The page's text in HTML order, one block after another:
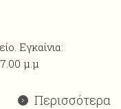
Εγκαίνια:
μ.μ
Περισσότερα